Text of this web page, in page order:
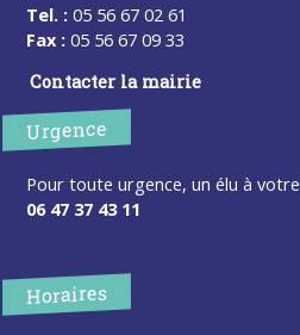
Tel. : 05 56 67 02 61
Fax : 05 56 67 09 33
Contacter la mairie
Urgence
Pour toute urgence, un élu à
06 47 37 43 11
Horaires